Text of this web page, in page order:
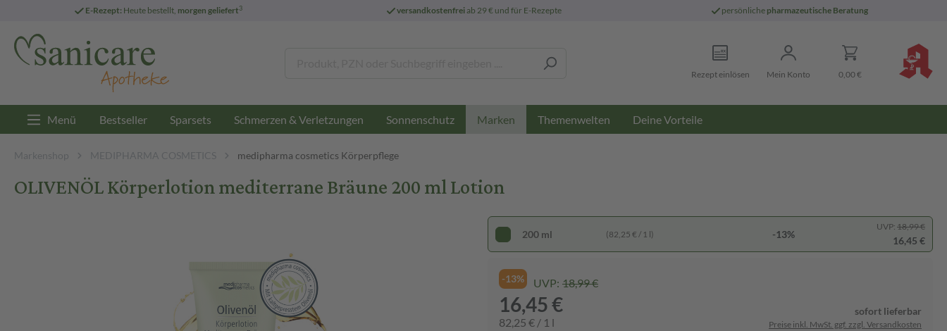
E-Rezept: Heute bestellt, morgen geliefert3 versandkostenfreiab 29 € und für E-Rezepte persönliche pharmazeutische Beratung
Rezept einlösen Mein Konto 0,00 €
Menü Bestseller Sparsets Schmerzen & Verletzungen Sonnenschutz Marken Themenwelten Deine Vorteile
Markenshop MEDIPHARMA COSMETICS medipharma cosmetics Körperpflege
OLIVENÖL Körperlotion mediterrane Bräune 200 ml Lotion
200 ml (82,25 € / 1 l) -13%
UVP: 18,99 €
16,45 €
-13% UVP: 18,99 €
16,45 €
82,25 € / 1 l
sofort lieferbar
Preise inkl. MwSt. ggf. zzgl. Versandkosten